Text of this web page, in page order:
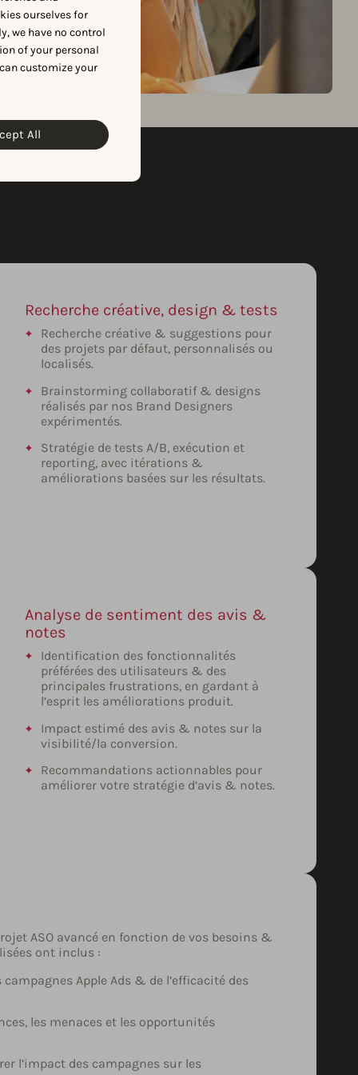
ourselves for
we have no control
of your personal
customize your
All
Recherche créative, design & tests
Recherche créative & suggestions pour
des projets par défaut, personnalisés ou
localisés.
Brainstorming collaboratif & designs
réalisés par nos Brand Designers
expérimentés.
Stratégie de tests A/B, exécution et
reporting, avec itérations &
améliorations basées sur les résultats.
Analyse de sentiment des avis &
notes
Identification des fonctionnalités
préférées des utilisateurs & des
principales frustrations, en gardant à
l’esprit les améliorations produit.
Impact estimé des avis & notes sur la
visibilité/la conversion.
Recommandations actionnables pour
améliorer votre stratégie d’avis & notes.
ASO avancé en fonction de vos besoins &
ont inclus :
Apple Ads & de l’efficacité des
les menaces et les opportunités
l’impact des campagnes sur les